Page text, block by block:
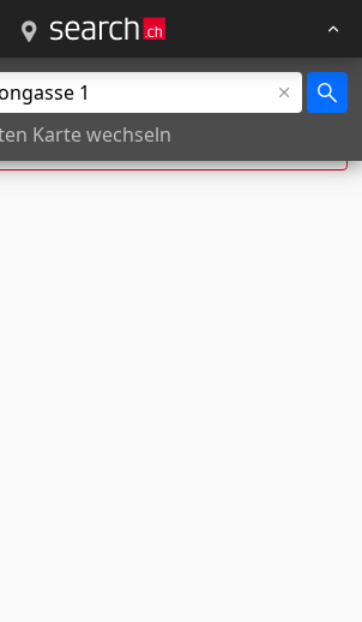
Karte wechseln
nicht gefunden, Position